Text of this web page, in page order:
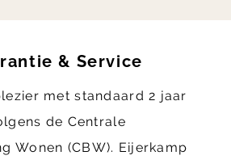
& Service
met standaard 2 jaar
de Centrale
Wonen (CBW). Eijerkamp